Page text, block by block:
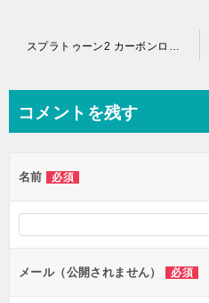
ビ
ー
シ
ン
スプラトゥーン2 カーボンローラーデコ ブキ サブ スペシャル 特徴 評価 射程
コメントを残す
名前 必須
メール（公開されません） 必須